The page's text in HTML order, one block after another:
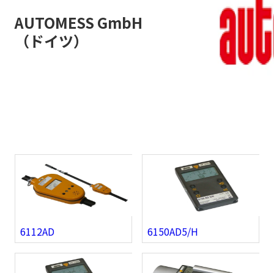
AUTOMESS GmbH
（ドイツ）
6112AD 6150AD5/H